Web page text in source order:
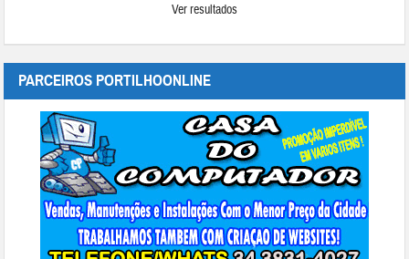
Ver resultados
PARCEIROS PORTILHOONLINE